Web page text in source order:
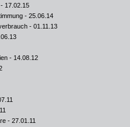
- 17.02.15
- 25.06.14
- 01.11.13
- 14.08.12
- 27.01.11